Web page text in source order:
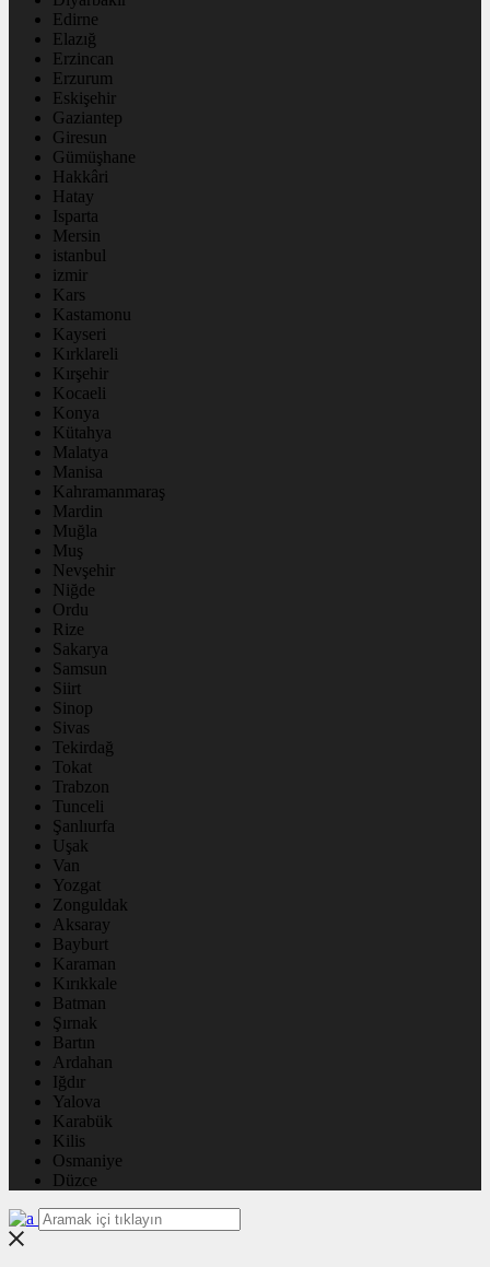
Edirne
Elazığ
Erzincan
Erzurum
Eskişehir
Gaziantep
Giresun
Gümüşhane
Hakkâri
Hatay
Isparta
Mersin
istanbul
izmir
Kars
Kastamonu
Kayseri
Kırklareli
Kırşehir
Kocaeli
Konya
Kütahya
Malatya
Manisa
Kahramanmaraş
Mardin
Muğla
Muş
Nevşehir
Niğde
Ordu
Rize
Sakarya
Samsun
Siirt
Sinop
Sivas
Tekirdağ
Tokat
Trabzon
Tunceli
Şanlıurfa
Uşak
Van
Yozgat
Zonguldak
Aksaray
Bayburt
Karaman
Kırıkkale
Batman
Şırnak
Bartın
Ardahan
Iğdır
Yalova
Karabük
Kilis
Osmaniye
Düzce